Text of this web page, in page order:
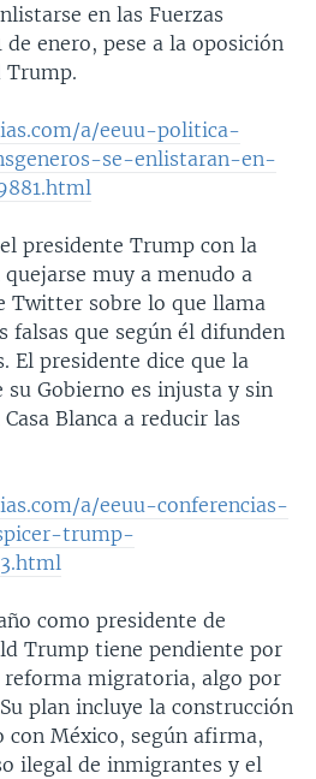
en las Fuerzas
enero, pese a la oposición
Trump.
a/eeuu-politica-
se-enlistaran-en-
presidente Trump con la
muy a menudo a
Twitter sobre lo que llama
falsas que según él difunden
El presidente dice que la
su Gobierno es injusta y sin
Blanca a reducir las
a/eeuu-conferencias-
trump-
como presidente de
Trump tiene pendiente por
reforma migratoria, algo por
plan incluye la construcción
México, según afirma,
ilegal de inmigrantes y el